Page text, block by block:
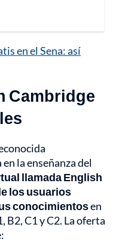
en el Sena: así
Cambridge
la enseñanza del
llamada English
los usuarios
conocimientosen
B2, C1 y C2. La oferta